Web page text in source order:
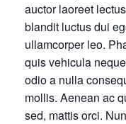
auctor laoreet
blandit luctus dui
ullamcorper leo.
quis vehicula
odio a nulla
mollis. Aenean ac
sed, mattis orci.